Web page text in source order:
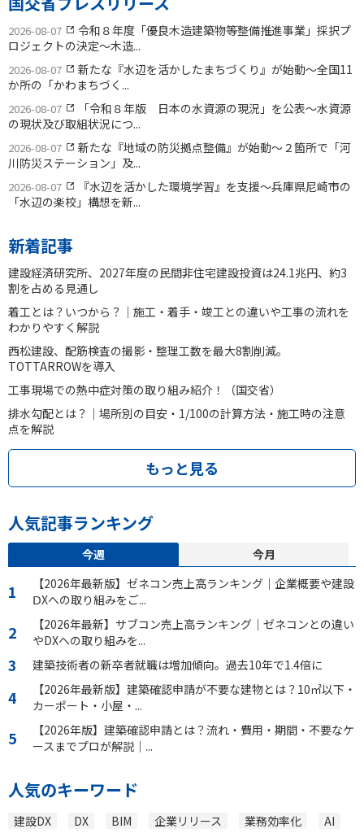
2026-08-07
令和８年度「優良木造建築物等整備推進事業」採択プ
ロジェクトの決定〜木造...
2026-08-07
新たな『水辺を活かしたまちづくり』が始動〜全国11
か所の「かわまちづく...
2026-08-07
「令和８年版 日本の水資源の現況」を公表〜水資源
の現状及び取組状況につ...
2026-08-07
新たな『地域の防災拠点整備』が始動〜２箇所で「河
川防災ステーション」及...
2026-08-07
『水辺を活かした環境学習』を支援〜兵庫県尼崎市の
「水辺の楽校」構想を新...
新着記事
建設経済研究所、2027年度の民間非住宅建設投資は24.1兆円、約3
割を占める見通し
着工とは？いつから？｜施工・着手・竣工との違いや工事の流れを
わかりやすく解説
西松建設、配筋検査の撮影・整理工数を最大8割削減。
TOTTARROWを導入
工事現場での熱中症対策の取り組み紹介！（国交省）
排水勾配とは？｜場所別の目安・1/100の計算方法・施工時の注意
点を解説
もっと見る
人気記事ランキング
今週
今月
【2026年最新版】ゼネコン売上高ランキング｜企業概要や建設
ⅮXへの取り組みをご...
【2026年最新】サブコン売上高ランキング｜ゼネコンとの違い
やDXへの取り組みを...
建築技術者の新卒者就職は増加傾向。過去10年で1.4倍に
【2026年最新版】建築確認申請が不要な建物とは？10㎡以下・
カーポート・小屋・...
【2026年版】建築確認申請とは？流れ・費用・期間・不要なケ
ースまでプロが解説｜...
人気のキーワード
建設DX DX BIM 企業リリース 業務効率化
AI